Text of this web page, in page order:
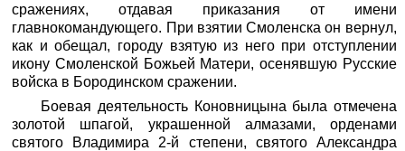
сражениях, отдавая приказания от имени
главнокомандующего. При взятии Смоленска он вернул,
как и обещал, городу взятую из него при отступлении
икону Смоленской Божьей Матери, осенявшую Русские
войска в Бородинском сражении.
Боевая деятельность Коновницына была отмечена
золотой шпагой, украшенной алмазами, орденами
святого Владимира 2-й степени, святого Александра